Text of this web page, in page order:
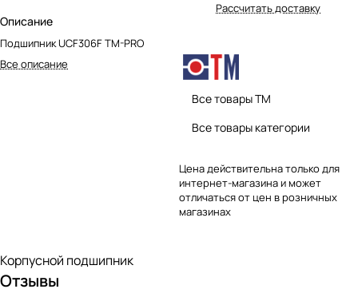
Описание
Подшипник UCF306F TM-PRO
Все описание
Рассчитать доставку
Все товары TM
Все товары категории
Цена действительна только для
интернет-магазина и может
отличаться от цен в розничных
магазинах
Корпусной подшипник
Отзывы